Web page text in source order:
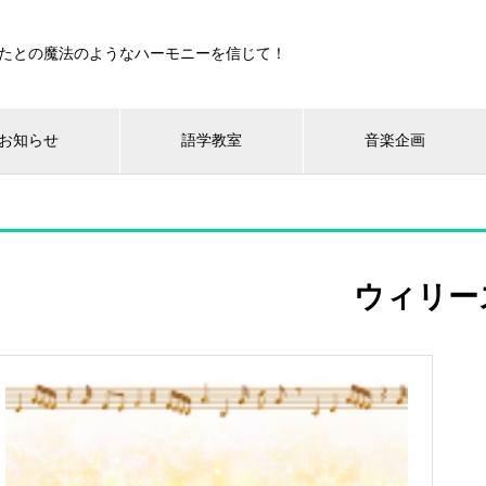
との魔法のようなハーモニーを信じて！
知らせ 語学教室 音楽企画
ウィリー